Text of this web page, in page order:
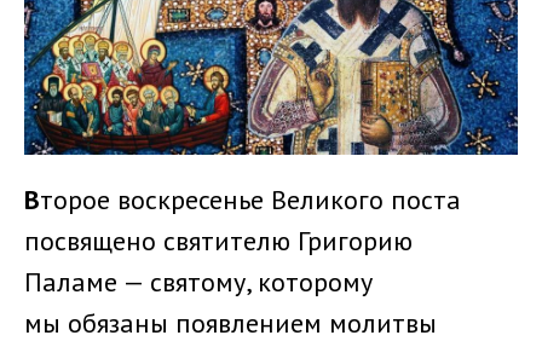
Второе воскресенье Великого поста
посвящено святителю Григорию
Паламе — святому, которому
мы обязаны появлением молитвы